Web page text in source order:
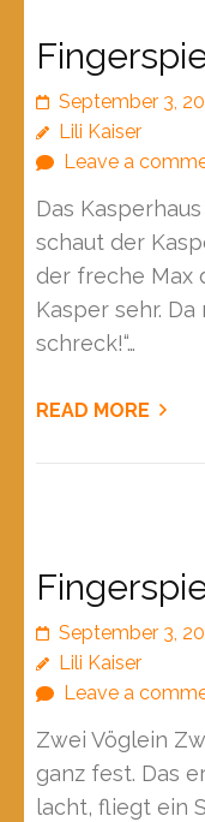
September 3,
Lili Kaiser
Leave a
Das
schaut der
der freche Max
Kasper sehr.
schreck!“…
READ MORE
September 3,
Lili Kaiser
Leave a
Zwei Vöglein
ganz fest. Das
lacht, fliegt ein